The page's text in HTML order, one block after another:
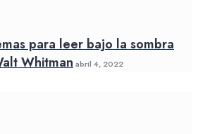
para leer bajo la sombra
Whitman abril 4, 2022